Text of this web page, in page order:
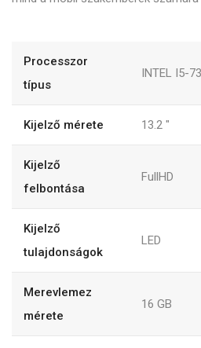
Processzor
típus
INTEL I5-
Kijelző mérete 13.2 "
Kijelző
felbontása
FullHD
Kijelző
tulajdonságok
LED
Merevlemez
mérete
16 GB